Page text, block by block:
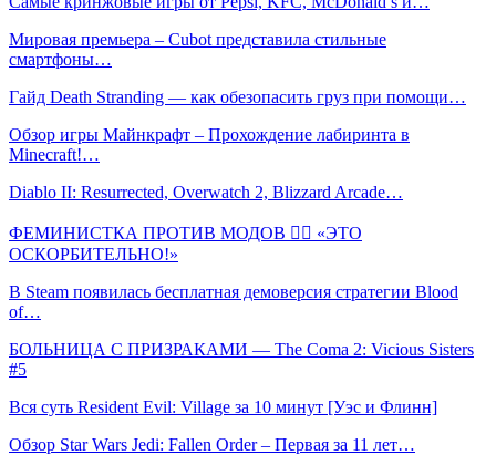
Мировая премьера – Cubot представила стильные
смартфоны…
Гайд Death Stranding — как обезопасить груз при помощи…
Обзор игры Майнкрафт – Прохождение лабиринта в
Minecraft!…
Diablo II: Resurrected, Overwatch 2, Blizzard Arcade…
ФЕМИНИСТКА ПРОТИВ МОДОВ 🤦‍♀️ «ЭТО
ОСКОРБИТЕЛЬНО!»
В Steam появилась бесплатная демоверсия стратегии Blood
of…
БОЛЬНИЦА С ПРИЗРАКАМИ — The Coma 2: Vicious Sisters
#5
Вся суть Resident Evil: Village за 10 минут [Уэс и Флинн]
Обзор Star Wars Jedi: Fallen Order – Первая за 11 лет…